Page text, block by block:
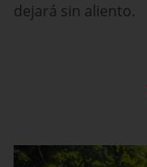
dejará sin aliento.